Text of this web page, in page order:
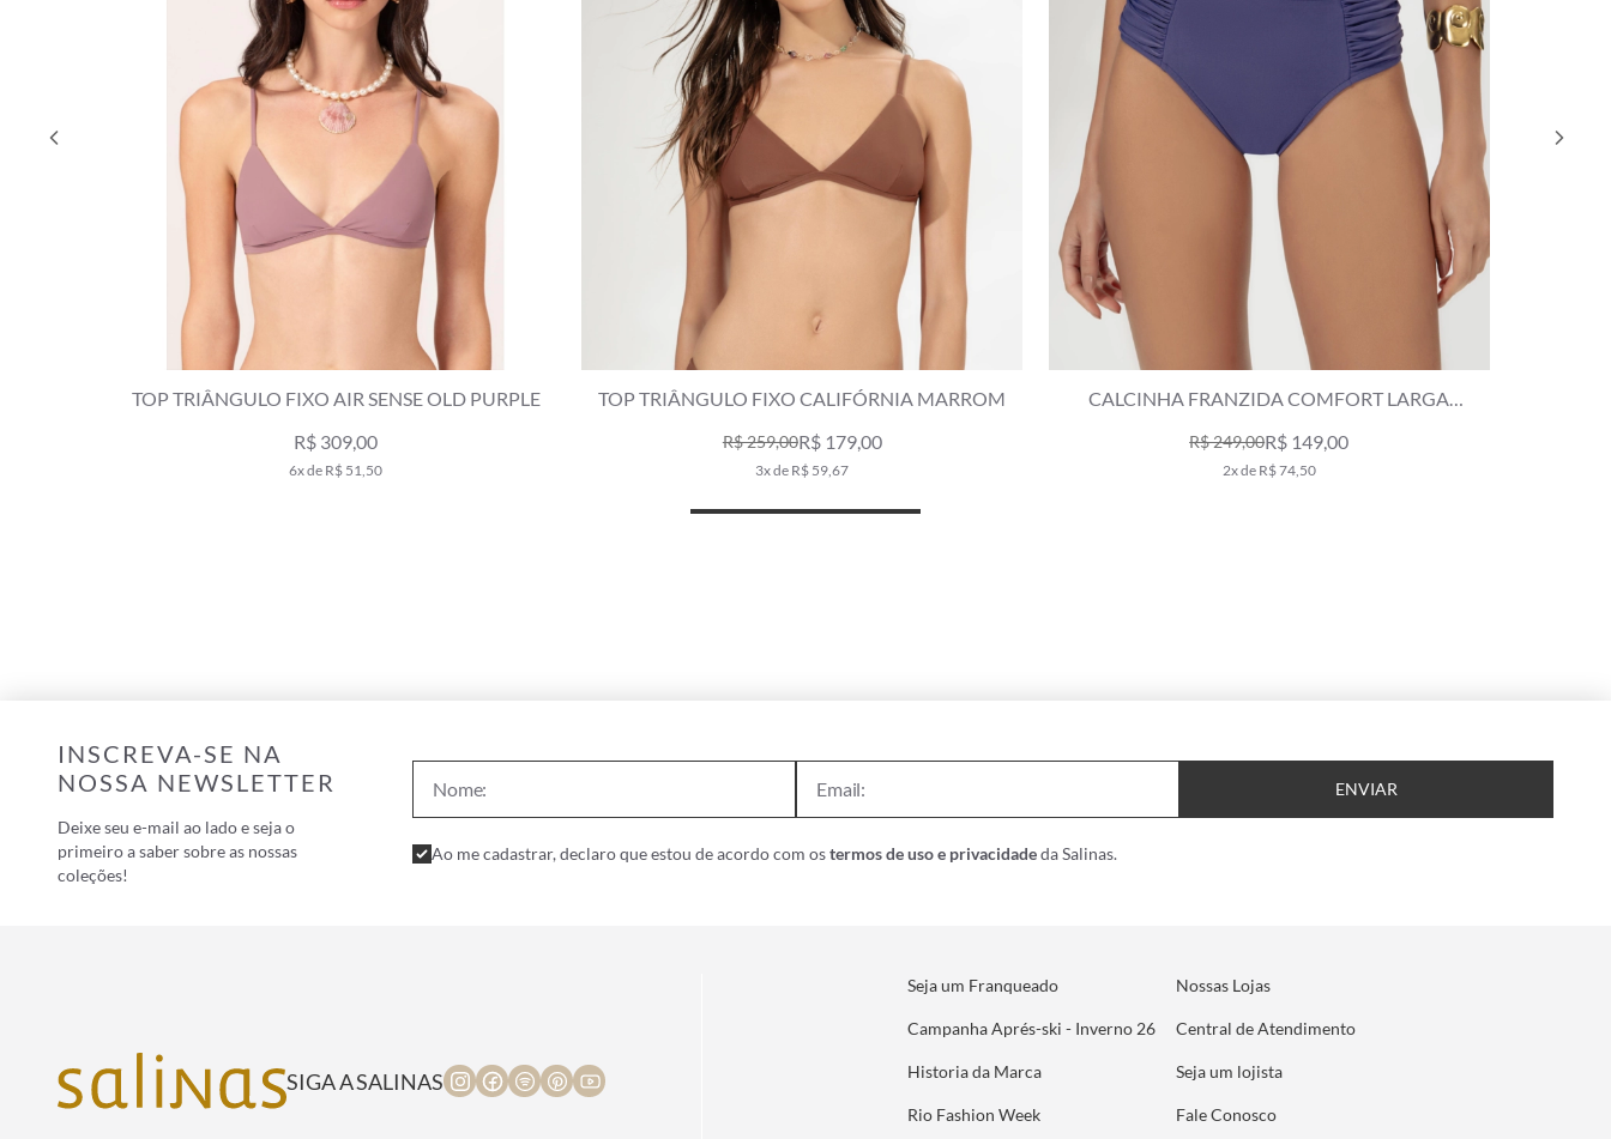
TOP TRIÂNGULO FIXO AIR SENSE OLD PURPLE
R$ 309,00
6x de R$ 51,50
TOP TRIÂNGULO FIXO CALIFÓRNIA MARROM
R$ 259,00R$ 179,00
3x de R$ 59,67
CALCINHA FRANZIDA COMFORT LARGA
R$ 249,00R$ 149,00
2x de R$ 74,50
INSCREVA-SE NA
NOSSA NEWSLETTER
Deixe seu e-mail ao lado e seja o
primeiro a saber sobre as nossas
coleções!
ENVIAR
Ao me cadastrar, declaro que estou de acordo com ostermos de uso e privacidadeda Salinas.
SIGA A SALINAS
Seja um Franqueado
Campanha Aprés-ski - Inverno 26
Historia da Marca
Rio Fashion Week
Nossas Lojas
Central de Atendimento
Seja um lojista
Fale Conosco